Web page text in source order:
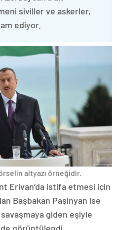
siviller ve askerler,
ediyor.
altyazı örneğidir.
Erivan’da istifa etmesi için
Başbakan Paşinyan ise
giden eşiyle